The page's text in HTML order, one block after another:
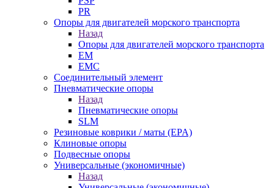
PR
Опоры для двигателей морского транспорта
Назад
Опоры для двигателей морского транспорта
EM
EMC
Cоединительный элемент
Пневматические опоры
Назад
Пневматические опоры
SLM
Резиновые коврики / маты (EPA)
Клиновые опоры
Подвесные опоры
Универсальные (экономичные)
Назад